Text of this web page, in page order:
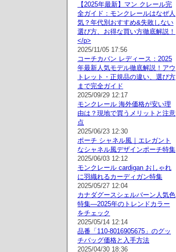
【2025年最新】マン クレール完
全ガイド：モンクレールはなぜ人
気？年代別おすすめ&失敗しない
選び方、お得な買い方徹底解説！
</p>
2025/11/05 17:56
コーチカバン レディース：2025
年最新人気モデル徹底解説！アウ
トレット・正規品の違い、選び方
まで完全ガイド
2025/09/29 12:17
モンクレール 海外価格が安い理
由は？現地で買うメリットと注意
点
2025/06/23 12:30
ポーチ シャネル風｜エレガント
なシャネル風デザインポーチ特集
2025/06/03 12:12
モンクレール cardigan おしゃれ
に羽織れるカーディガン特集
2025/05/27 12:04
カナダグースシェルバーン人気色
特集—2025年のトレンドカラー
をチェック
2025/05/14 12:14
品番「110-8016905675」のグッ
チバッグ価格と入手方法
2025/04/30 18:36